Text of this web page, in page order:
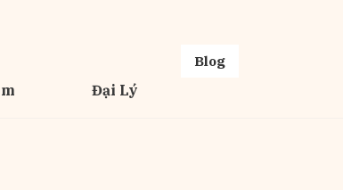
Đại Lý
Blog